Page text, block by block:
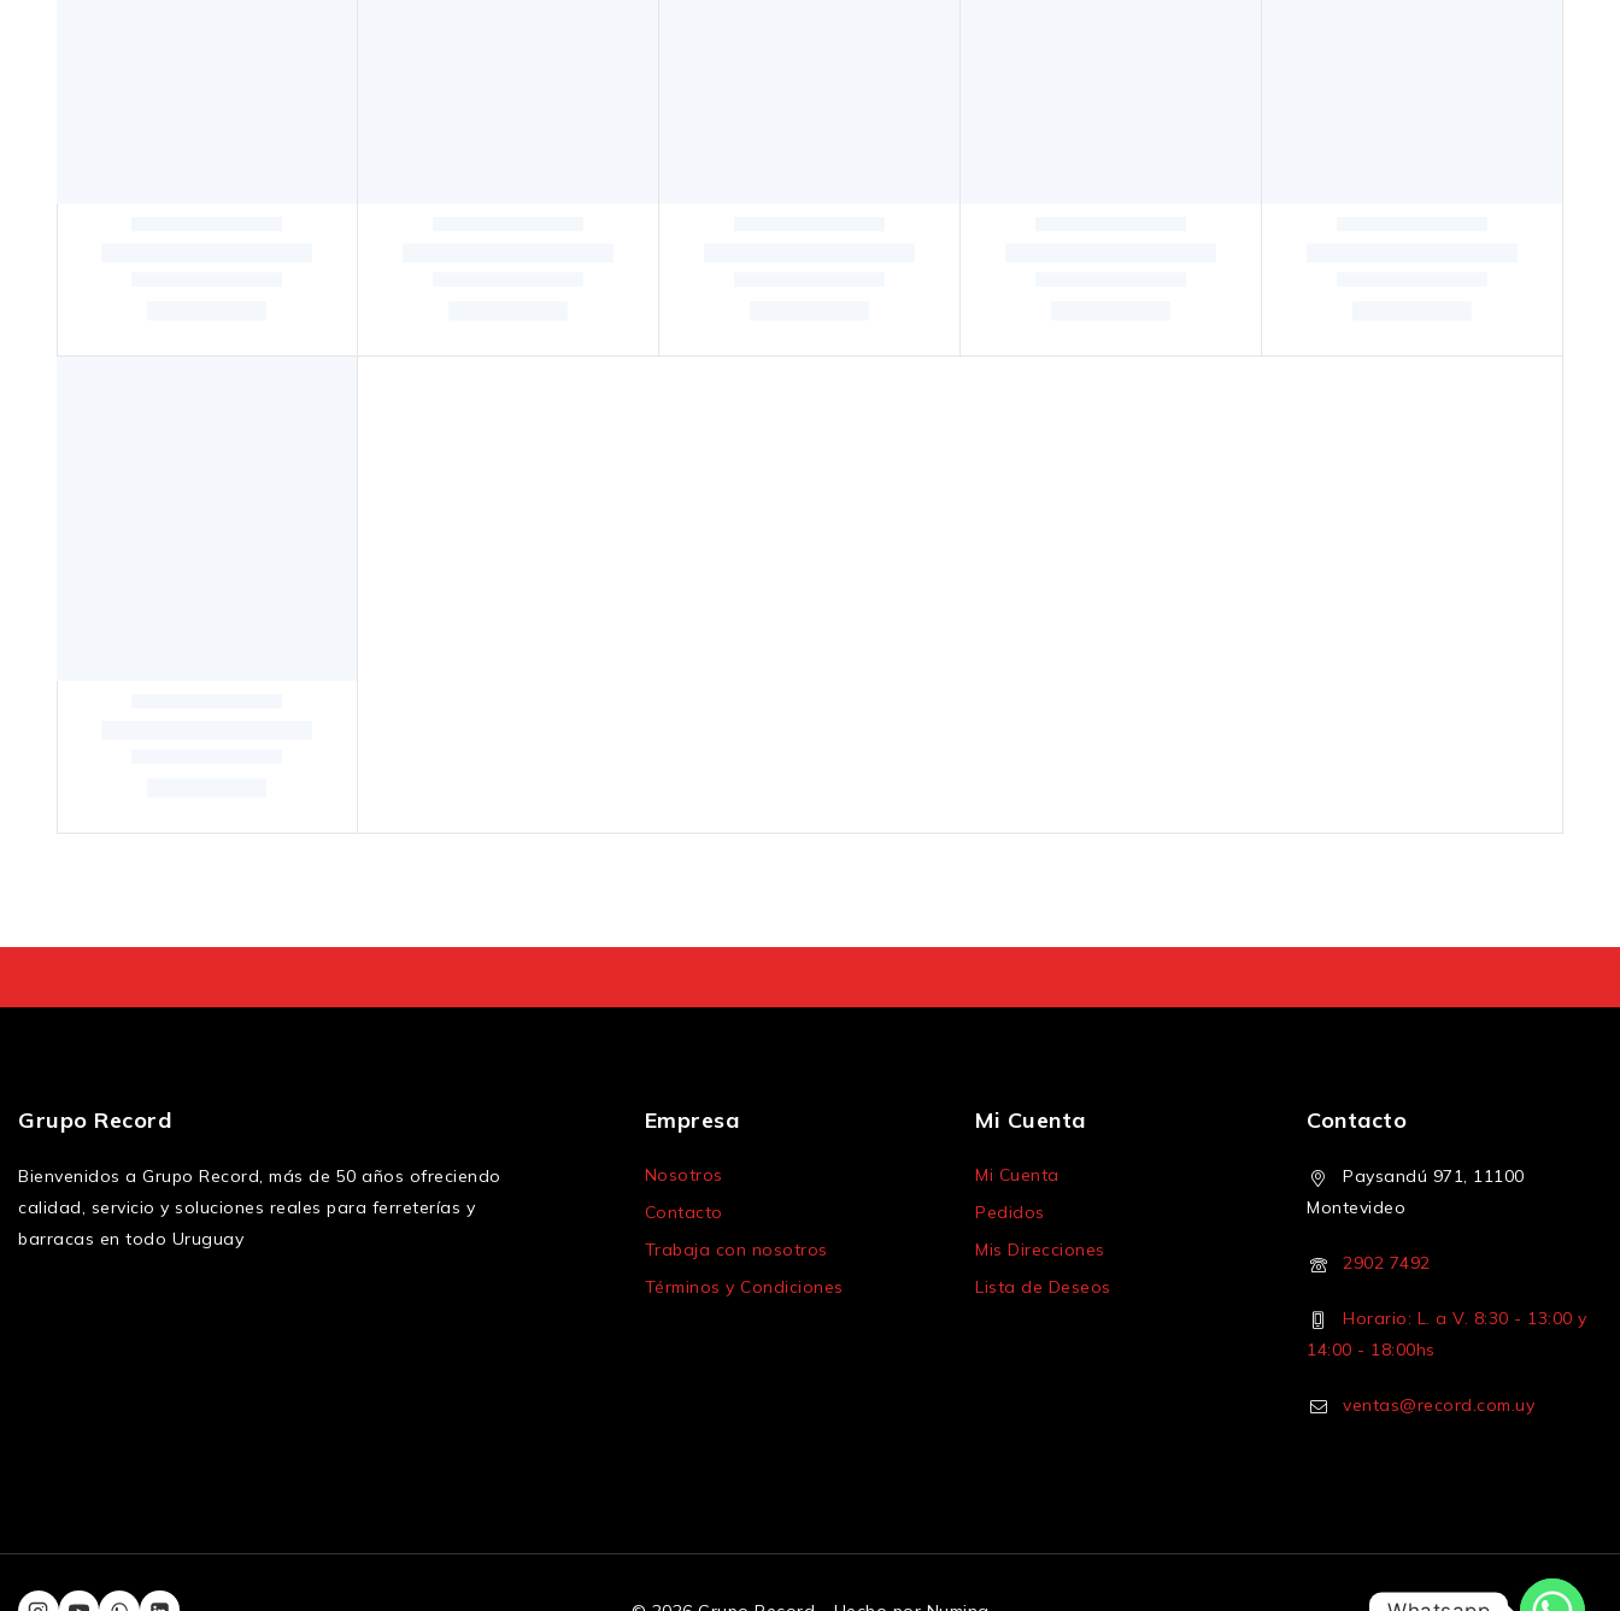
Grupo Record
Bienvenidos a Grupo Record, más de 50 años ofreciendo
calidad, servicio y soluciones reales para ferreterías y
barracas en todo Uruguay
Empresa
Nosotros
Contacto
Trabaja con nosotros
Términos y Condiciones
Mi Cuenta
Mi Cuenta
Pedidos
Mis Direcciones
Lista de Deseos
Contacto
Paysandú 971, 11100
Montevideo
2902 7492
Horario: L. a V. 8:30 - 13:00 y
14:00 - 18:00hs
ventas@record.com.uy